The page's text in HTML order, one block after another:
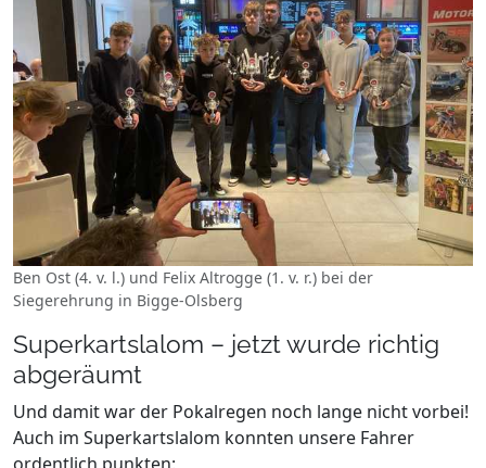
Ben Ost (4. v. l.) und Felix Altrogge (1. v. r.) bei der
Siegerehrung in Bigge-Olsberg
Superkartslalom – jetzt wurde richtig
abgeräumt
Und damit war der Pokalregen noch lange nicht vorbei!
Auch im Superkartslalom konnten unsere Fahrer